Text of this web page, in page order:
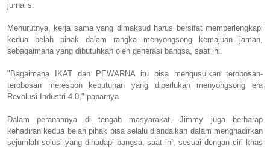
jurnalis.
Menurutnya, kerja sama yang dimaksud harus bersifat memperlengkapi
kedua belah pihak dalam rangka menyongsong kemajuan jaman,
sebagaimana yang dibutuhkan oleh generasi bangsa, saat ini.
"Bagaimana IKAT dan PEWARNA itu bisa mengusulkan terobosan-
terobosan merespon kebutuhan yang diperlukan menyongsong era
Revolusi Industri 4.0," paparnya.
Dalam peranannya di tengah masyarakat, Jimmy juga berharap
kehadiran kedua belah pihak bisa selalu diandalkan dalam menghadirkan
sejumlah solusi yang dihadapi bangsa, saat ini, sesuai dengan ciri khas